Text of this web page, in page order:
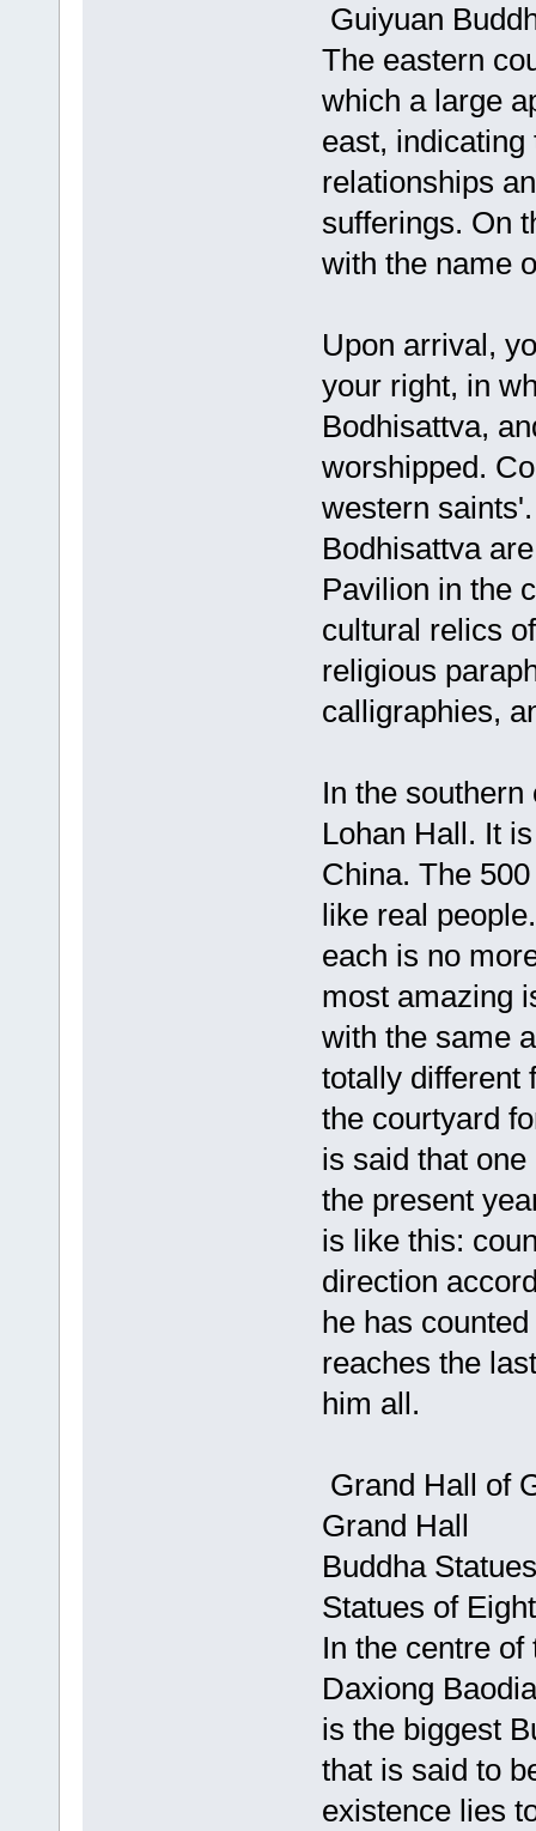
Guiyuan
The eastern
which a large
east,
relationships
sufferings. On
with the name
Upon arrival,
your right, in
Bodhisattva,
worshipped.
western
Bodhisattva
Pavilion in the
cultural relics
religious
calligraphies,
In the
Lohan Hall. It
China. The
like real
each is no
most amazing
with the same
totally different
the courtyard
is said that
the present
is like this:
direction
he has
reaches the
him all.
Grand Hall of
Grand Hall
Buddha
Statues of
In the centre
Daxiong
is the biggest
that is said to
existence lies